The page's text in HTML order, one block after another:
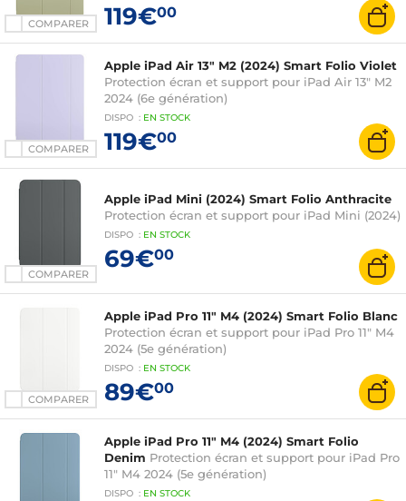
COMPARER 119€00
COMPARER
Apple iPad Air 13" M2 (2024) Smart Folio Violet
Protection écran et support pour iPad Air 13" M2
2024 (6e génération)
DISPO : EN STOCK
119€00
COMPARER
Apple iPad Mini (2024) Smart Folio Anthracite
Protection écran et support pour iPad Mini (2024)
DISPO : EN STOCK
69€00
COMPARER
Apple iPad Pro 11" M4 (2024) Smart Folio Blanc
Protection écran et support pour iPad Pro 11" M4
2024 (5e génération)
DISPO : EN STOCK
89€00
Apple iPad Pro 11" M4 (2024) Smart Folio
Denim Protection écran et support pour iPad Pro
11" M4 2024 (5e génération)
DISPO : EN STOCK